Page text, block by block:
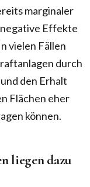
marginaler
Effekte
vielen Fällen
durch
den Erhalt
Flächen eher
können.
liegen dazu